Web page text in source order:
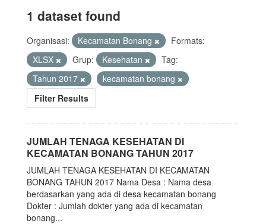
1 dataset found
Organisasi: Kecamatan Bonang
Formats:
XLSX
Grup: Kesehatan
Tag:
Tahun 2017
kecamatan bonang
Filter Results
JUMLAH TENAGA KESEHATAN DI
KECAMATAN BONANG TAHUN 2017
JUMLAH TENAGA KESEHATAN DI KECAMATAN
BONANG TAHUN 2017 Nama Desa : Nama desa
berdasarkan yang ada di desa kecamatan bonang
Dokter : Jumlah dokter yang ada di kecamatan
bonang...